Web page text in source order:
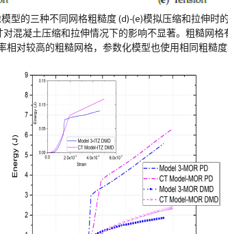
型的三种不同网格粗糙度 (d)-(e)模拟压缩和拉伸时
混凝土压缩和拉伸情况下的影响不显著。粗糙网格
相对较高的粗糙网格，参数化模型也使用相同粗糙度